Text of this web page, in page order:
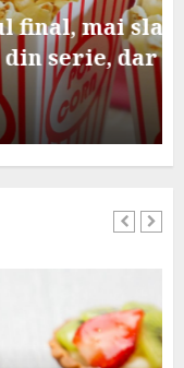
mai slab
serie, dar